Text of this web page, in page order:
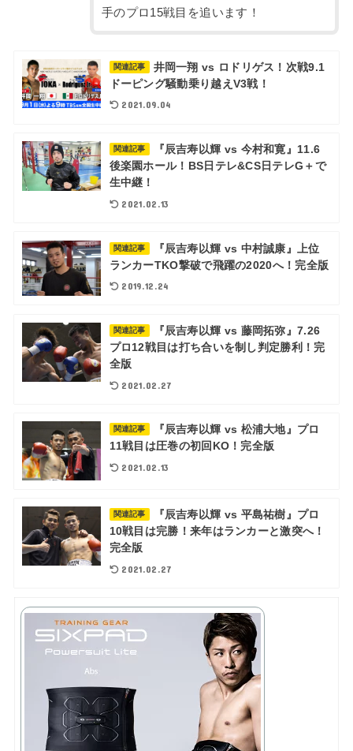
手のプロ15戦目を追います！
関連記事
井岡一翔 vs ロドリゲス！次戦9.1
ドーピング騒動乗り越えV3戦！
2021.09.04
関連記事
『辰吉寿以輝 vs 今村和寛』11.6
後楽園ホール！BS日テレ&CS日テレG＋で
生中継！
2021.02.13
関連記事
『辰吉寿以輝 vs 中村誠康』上位
ランカーTKO撃破で飛躍の2020へ！完全版
2019.12.24
関連記事
『辰吉寿以輝 vs 藤岡拓弥』7.26
プロ12戦目は打ち合いを制し判定勝利！完
全版
2021.02.27
関連記事
『辰吉寿以輝 vs 松浦大地』プロ
11戦目は圧巻の初回KO！完全版
2021.02.13
関連記事
『辰吉寿以輝 vs 平島祐樹』プロ
10戦目は完勝！来年はランカーと激突へ！
完全版
2021.02.27